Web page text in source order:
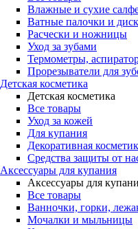
Влажные и сухие
Ватные палочки и
Расчески и ножницы
Уход за зубами
Термометры,
Прорезыватели для
Детская косметика
Детская косметика
Все товары
Уход за кожей
Для купания
Декоративная
Средства защиты от
Аксессуары для купания
Аксессуары для
Все товары
Ванночки, горки,
Мочалки и мыльницы